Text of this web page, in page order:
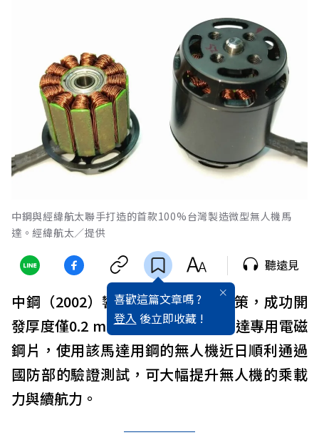
中鋼與經緯航太聯手打造的首款100%台灣製造微型無人機馬
達。經緯航太／提供
喜歡這篇文章嗎 ?
登入 後立即收藏 !
聽遠見
中鋼（2002）響應政府國防自主政策，成功開
發厚度僅0.2 mm的新世代無人機馬達專用電磁
鋼片，使用該馬達用鋼的無人機近日順利通過
國防部的驗證測試，可大幅提升無人機的乘載
力與續航力。